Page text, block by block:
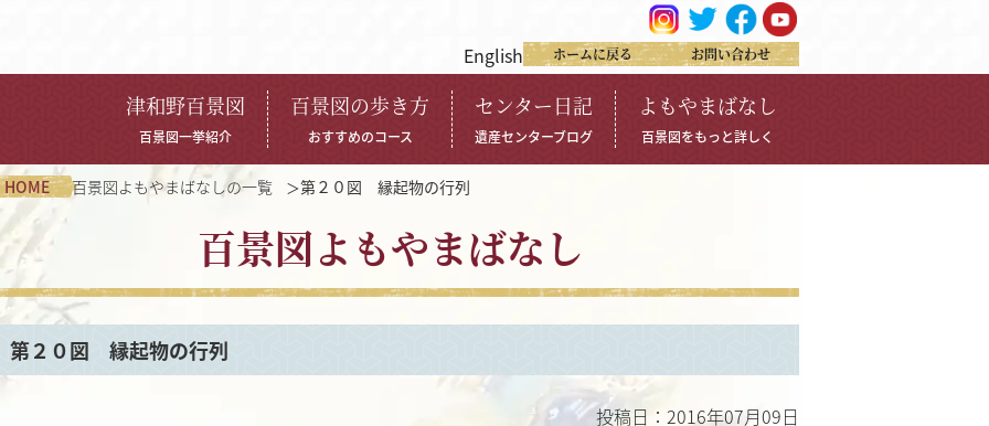
English ホームに戻る お問い合わせ
津和野百景図
百景図一挙紹介
百景図の歩き方
おすすめのコース
センター日記
遺産センターブログ
よもやまばなし
百景図をもっと詳しく
HOME 百景図よもやまばなしの一覧 第２０図 縁起物の行列
百景図よもやまばなし
第２０図 縁起物の行列
投稿日：2016年07月09日